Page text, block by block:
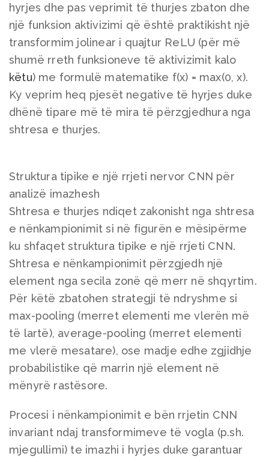
hyrjes dhe pas veprimit të thurjes zbaton dhe
një funksion aktivizimi që është praktikisht një
transformim jolinear i quajtur ReLU (për më
shumë rreth funksioneve të aktivizimit kalo
këtu) me formulë matematike f(x) = max(0, x).
Ky veprim heq pjesët negative të hyrjes duke
dhënë tipare më të mira të përzgjedhura nga
shtresa e thurjes.
Struktura tipike e një rrjeti nervor CNN për
analizë imazhesh
Shtresa e thurjes ndiqet zakonisht nga shtresa
e nënkampionimit si në figurën e mësipërme
ku shfaqet struktura tipike e një rrjeti CNN.
Shtresa e nënkampionimit përzgjedh një
element nga secila zonë që merr në shqyrtim.
Për këtë zbatohen strategji të ndryshme si
max-pooling (merret elementi me vlerën më
të lartë), average-pooling (merret elementi
me vlerë mesatare), ose madje edhe zgjidhje
probabilistike që marrin një element në
mënyrë rastësore.
Procesi i nënkampionimit e bën rrjetin CNN
invariant ndaj transformimeve të vogla (p.sh.
mjegullimi) te imazhi i hyrjes duke garantuar